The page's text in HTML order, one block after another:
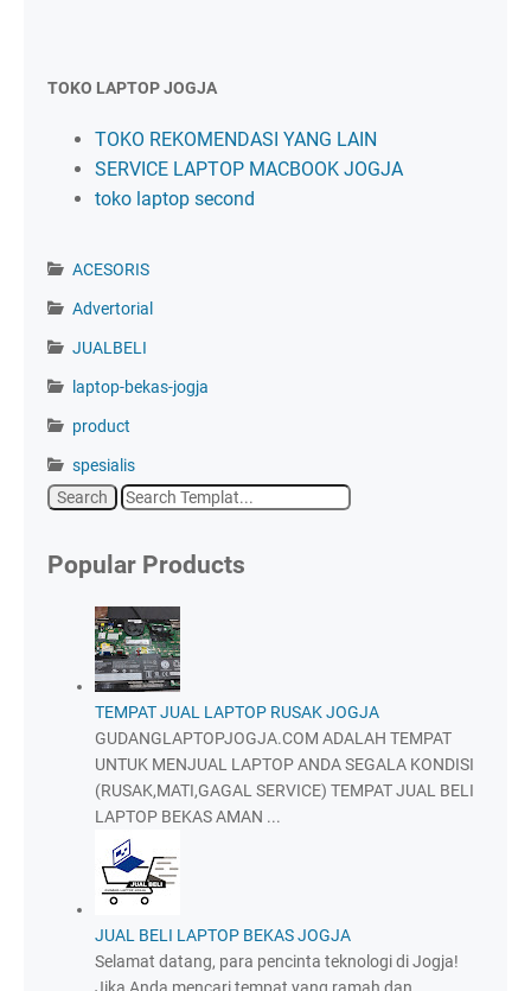
TOKO LAPTOP JOGJA
TOKO REKOMENDASI YANG LAIN
SERVICE LAPTOP MACBOOK JOGJA
toko laptop second
ACESORIS
Advertorial
JUALBELI
laptop-bekas-jogja
product
spesialis
Popular Products
TEMPAT JUAL LAPTOP RUSAK JOGJA
GUDANGLAPTOPJOGJA.COM ADALAH TEMPAT
UNTUK MENJUAL LAPTOP ANDA SEGALA KONDISI
(RUSAK,MATI,GAGAL SERVICE) TEMPAT JUAL BELI
LAPTOP BEKAS AMAN ...
JUAL BELI LAPTOP BEKAS JOGJA
Selamat datang, para pencinta teknologi di Jogja!
Jika Anda mencari tempat yang ramah dan